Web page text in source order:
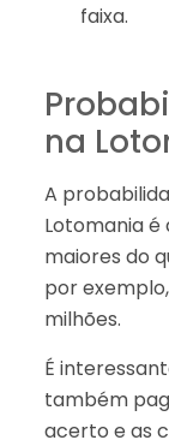
faixa.
na
A
Lotomania é
maiores do
por
milhões.
É
também
acerto e as